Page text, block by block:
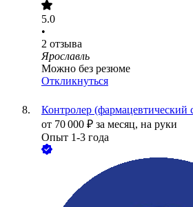
5.0
•
2 отзыва
Ярославль
Можно без резюме
Откликнуться
Контролер (фармацевтический
от 70 000 ₽ за месяц, на руки
Опыт 1-3 года